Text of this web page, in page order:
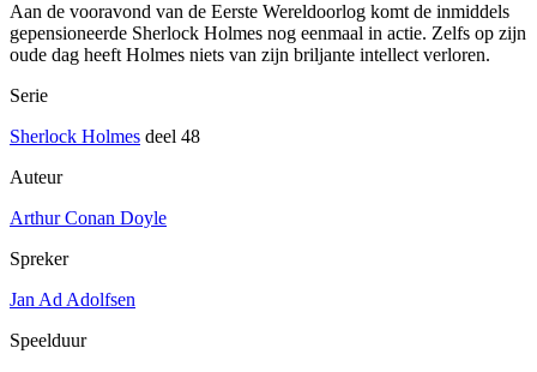
Aan de vooravond van de Eerste Wereldoorlog komt de inmiddels
gepensioneerde Sherlock Holmes nog eenmaal in actie. Zelfs op zijn
oude dag heeft Holmes niets van zijn briljante intellect verloren.
Serie
Sherlock Holmes deel 48
Auteur
Arthur Conan Doyle
Spreker
Jan Ad Adolfsen
Speelduur